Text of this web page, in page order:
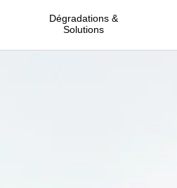
Dégradations &
Solutions